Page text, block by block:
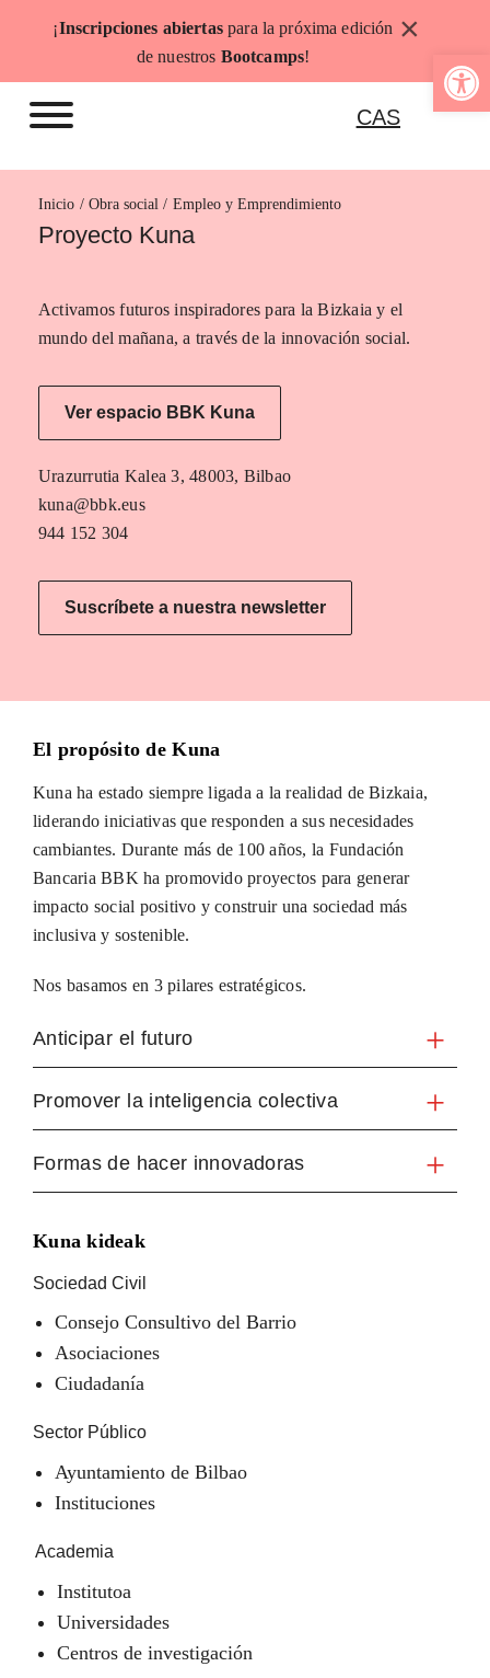
Abrir
¡Inscripciones abiertaspara la próxima edición
de nuestros Bootcamps!
×
CAS
Inicio Empleo y Emprendimiento
Proyecto Kuna
Activamos futuros inspiradores para la Bizkaia y el
mundo del mañana, a través de la innovación social.
Ver espacio BBK Kuna
Urazurrutia Kalea 3, 48003, Bilbao
kuna@bbk.eus
944 152 304
Suscríbete a nuestra newsletter
El propósito de Kuna
Kuna ha estado siempre ligada a la realidad de Bizkaia,
liderando iniciativas que responden a sus necesidades
cambiantes. Durante más de 100 años, la Fundación
Bancaria BBK ha promovido proyectos para generar
impacto social positivo y construir una sociedad más
inclusiva y sostenible.
Nos basamos en 3 pilares estratégicos.
Anticipar el futuro
Promover la inteligencia colectiva
Formas de hacer innovadoras
Kuna kideak
Sociedad Civil
Consejo Consultivo del Barrio
Asociaciones
Ciudadanía
Sector Público
Ayuntamiento de Bilbao
Instituciones
Academia
Institutoa
Universidades
Centros de investigación